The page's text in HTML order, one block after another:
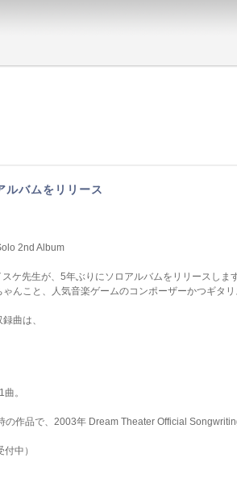
バムをリリース
2nd Album
ケ先生が、5年ぶりにソロアルバムをリリースし
んこと、人気音楽ゲームのコンポーザーかつギタリ
曲は、
。
作品で、2003年 Dream Theater Official
中）